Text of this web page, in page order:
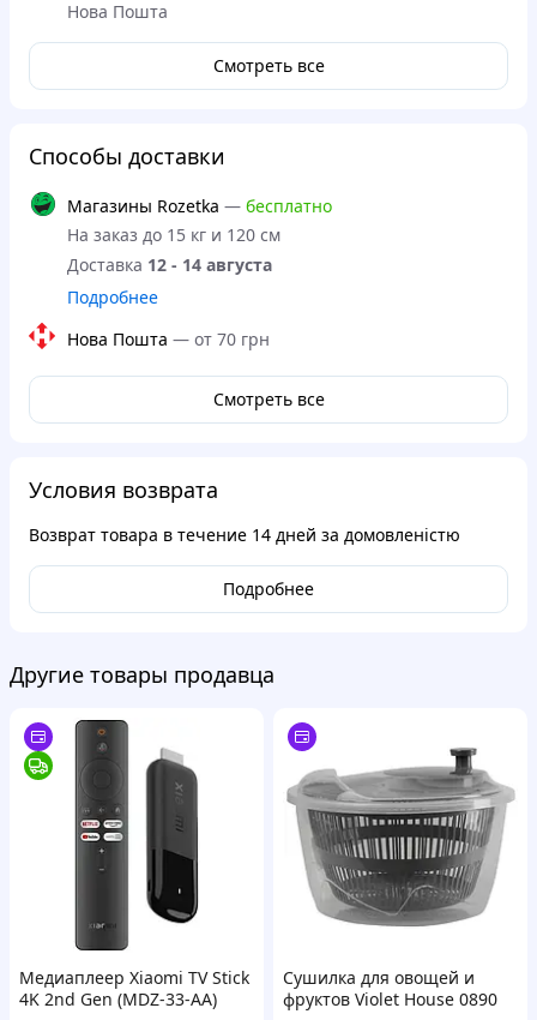
Нова Пошта
Смотреть все
Способы доставки
Магазины Rozetka — бесплатно
На заказ до 15 кг и 120 см
Доставка 12 - 14 августа
Подробнее
Нова Пошта — от 70 грн
Смотреть все
Условия возврата
Возврат товара в течение 14 дней за домовленістю
Подробнее
Другие товары продавца
Медиаплеер Xiaomi TV Stick
4K 2nd Gen (MDZ-33-AA)
Сушилка для овощей и
фруктов Violet House 0890